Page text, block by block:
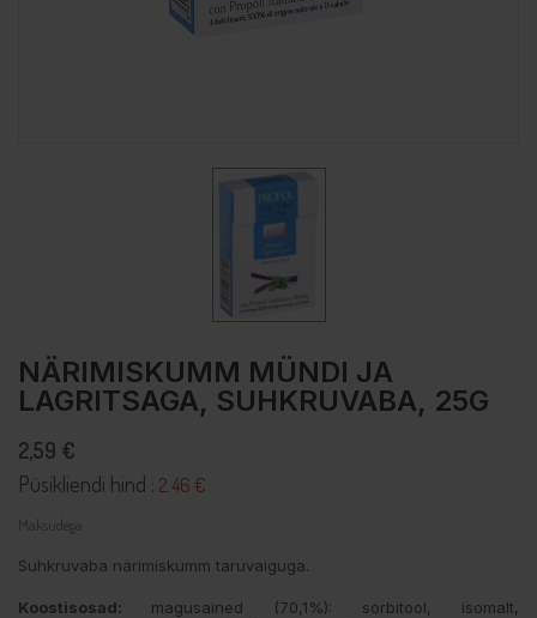
NÄRIMISKUMM MÜNDI JA
LAGRITSAGA, SUHKRUVABA, 25G
2,59 €
Püsikliendi hind : 2.46 €
Maksudega
Suhkruvaba närimiskumm taruvaiguga.
Koostisosad: magusained (70,1%): sorbitool, isomalt,